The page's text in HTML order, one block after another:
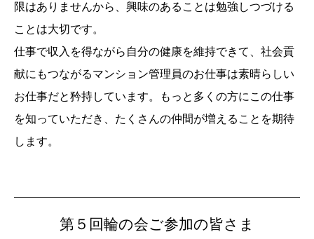
限はありませんから、興味のあることは勉強しつづける
ことは大切です。
仕事で収入を得ながら自分の健康を維持できて、社会貢
献にもつながるマンション管理員のお仕事は素晴らしい
お仕事だと矜持しています。もっと多くの方にこの仕事
を知っていただき、たくさんの仲間が増えることを期待
します。
第５回輪の会ご参加の皆さま